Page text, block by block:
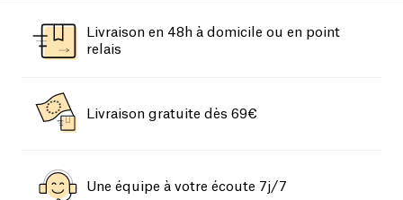
Livraison en 48h à domicile ou en point
relais
Livraison gratuite dès 69€
Une équipe à votre écoute 7j/7